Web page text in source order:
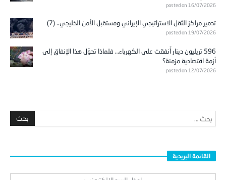
posted on 16/07/2026
تدمير مراكز الثقل الاستراتيجي الإيراني ومستقبل الأمن الخليجي.. (7)
posted on 19/07/2026
596 تريليون دينار أُنفقت على الكهرباء… فلماذا تحوّل هذا الإنفاق إلى
أزمة اقتصادية مزمنة؟
posted on 12/07/2026
القائمة البريدية